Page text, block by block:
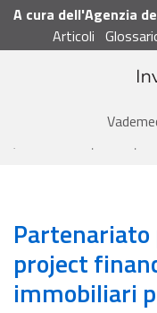
A cura dell'Agenzia
Articoli
Acquisizione dell'immobile
project
immobiliari